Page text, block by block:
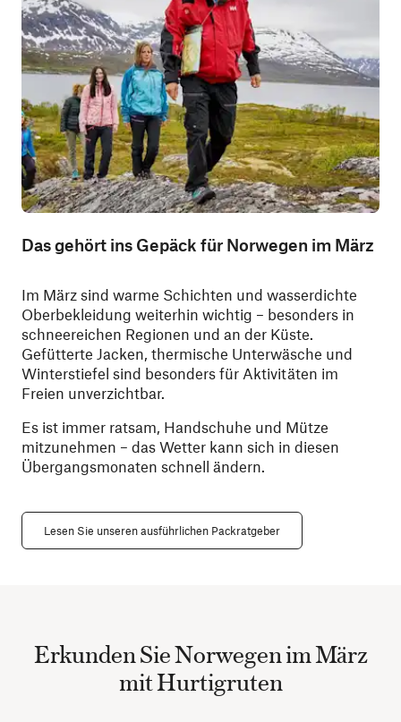
Das gehört ins Gepäck für Norwegen im März
Im März sind warme Schichten und wasserdichte
Oberbekleidung weiterhin wichtig – besonders in
schneereichen Regionen und an der Küste.
Gefütterte Jacken, thermische Unterwäsche und
Winterstiefel sind besonders für Aktivitäten im
Freien unverzichtbar.
Es ist immer ratsam, Handschuhe und Mütze
mitzunehmen – das Wetter kann sich in diesen
Übergangsmonaten schnell ändern.
Lesen Sie unseren ausführlichen Packratgeber
Erkunden Sie Norwegen im März
mit Hurtigruten